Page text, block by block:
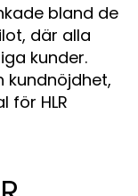
bland de
där alla
kunder.
kundnöjdhet,
för HLR